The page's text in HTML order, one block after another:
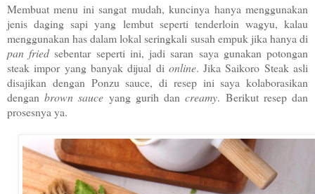
Membuat menu ini sangat mudah, kuncinya hanya menggunakan
jenis daging sapi yang lembut seperti tenderloin wagyu, kalau
menggunakan has dalam lokal seringkali susah empuk jika hanya di
pan friedsebentar seperti ini, jadi saran saya gunakan potongan
steak impor yang banyak dijual di online. Jika Saikoro Steak asli
disajikan dengan Ponzu sauce, di resep ini saya kolaborasikan
denganbrown sauce yang gurih dancreamy. Berikut resep dan
prosesnya ya.